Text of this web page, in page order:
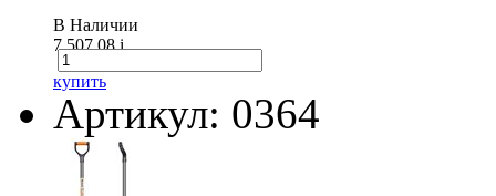
В Наличии
7 507.08i
купить
Артикул: 0364